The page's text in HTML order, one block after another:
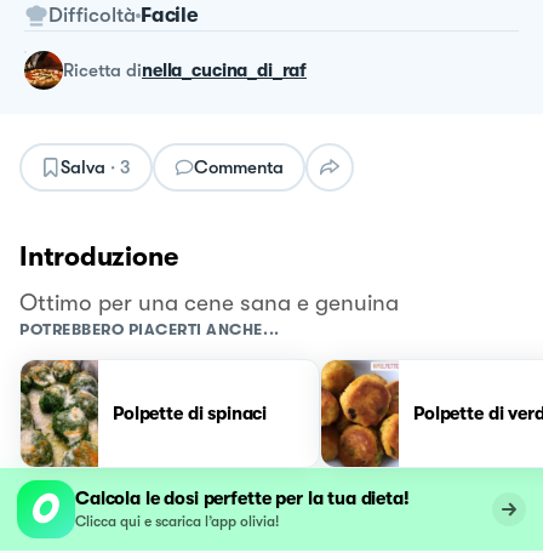
Difficoltà Facile
ricetta dinella_cucina_di_raf
Salva · 3 Commenta
Introduzione
Ottimo per una cene sana e genuina
POTREBBERO PIACERTI ANCHE...
Polpette di spinaci Polpette di
Calcola le dosi perfette per la tua dieta!
Clicca qui e scarica l’app olivia!